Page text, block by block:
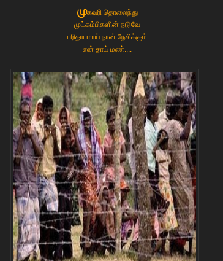
முகவரி தொலைந்து
முட்கம்பிகளின் நடுவே
பரிதாபமாய் நான் நேசிக்கும்
என் தாய் மண்....